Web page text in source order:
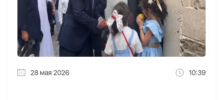
28 мая 2026 10:39